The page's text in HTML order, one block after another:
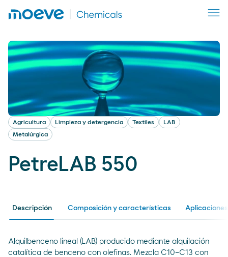
Agricultura Limpieza y detergencia Textiles
LAB
Metalúrgica
PetreLAB 550
Descripción Composición y características Aplicaciones
Alquilbenceno lineal (LAB) producido mediante alquilación
catalítica de benceno con olefinas. Mezcla C10–C13 con